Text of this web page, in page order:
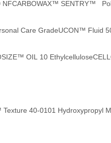
NFCARBOWAX™ SENTRY™
Care GradeUCON™ Fluid
OIL 10 Ethylcellulose
40-0101 Hydroxypropyl